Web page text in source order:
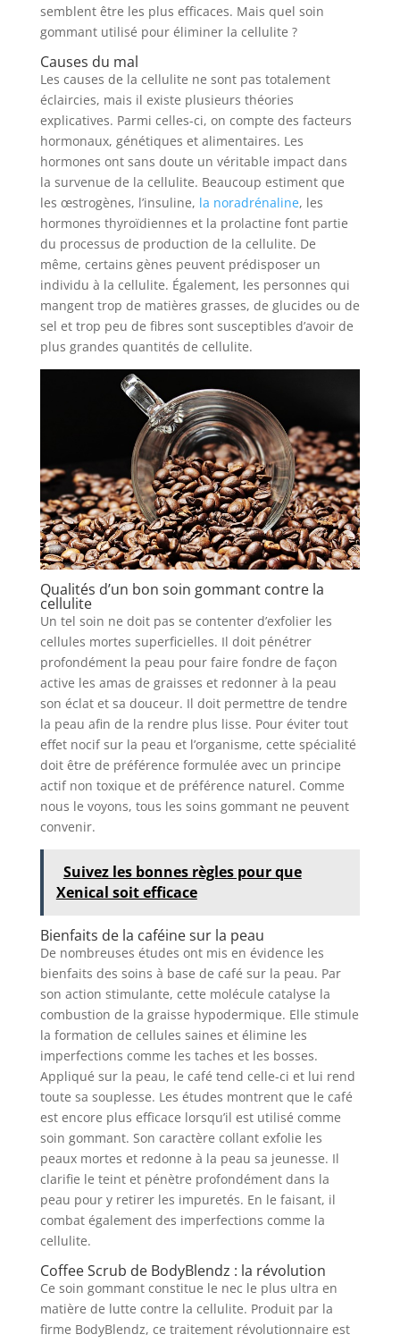
semblent être les plus efficaces. Mais quel soin
gommant utilisé pour éliminer la cellulite ?
Causes du mal
Les causes de la cellulite ne sont pas totalement
éclaircies, mais il existe plusieurs théories
explicatives. Parmi celles-ci, on compte des facteurs
hormonaux, génétiques et alimentaires. Les
hormones ont sans doute un véritable impact dans
la survenue de la cellulite. Beaucoup estiment que
les œstrogènes, l’insuline, la noradrénaline, les
hormones thyroïdiennes et la prolactine font partie
du processus de production de la cellulite. De
même, certains gènes peuvent prédisposer un
individu à la cellulite. Également, les personnes qui
mangent trop de matières grasses, de glucides ou de
sel et trop peu de fibres sont susceptibles d’avoir de
plus grandes quantités de cellulite.
Qualités d’un bon soin gommant contre la
cellulite
Un tel soin ne doit pas se contenter d’exfolier les
cellules mortes superficielles. Il doit pénétrer
profondément la peau pour faire fondre de façon
active les amas de graisses et redonner à la peau
son éclat et sa douceur. Il doit permettre de tendre
la peau afin de la rendre plus lisse. Pour éviter tout
effet nocif sur la peau et l’organisme, cette spécialité
doit être de préférence formulée avec un principe
actif non toxique et de préférence naturel. Comme
nous le voyons, tous les soins gommant ne peuvent
convenir.
Suivez les bonnes règles pour que
Xenical soit efficace
Bienfaits de la caféine sur la peau
De nombreuses études ont mis en évidence les
bienfaits des soins à base de café sur la peau. Par
son action stimulante, cette molécule catalyse la
combustion de la graisse hypodermique. Elle stimule
la formation de cellules saines et élimine les
imperfections comme les taches et les bosses.
Appliqué sur la peau, le café tend celle-ci et lui rend
toute sa souplesse. Les études montrent que le café
est encore plus efficace lorsqu’il est utilisé comme
soin gommant. Son caractère collant exfolie les
peaux mortes et redonne à la peau sa jeunesse. Il
clarifie le teint et pénètre profondément dans la
peau pour y retirer les impuretés. En le faisant, il
combat également des imperfections comme la
cellulite.
Coffee Scrub de BodyBlendz : la révolution
Ce soin gommant constitue le nec le plus ultra en
matière de lutte contre la cellulite. Produit par la
firme BodyBlendz, ce traitement révolutionnaire est